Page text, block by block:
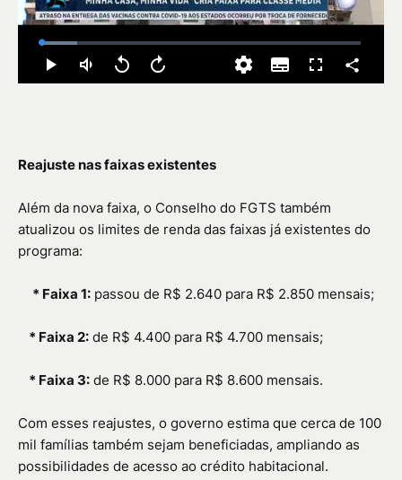
Reajuste nas faixas existentes
Além da nova faixa, o Conselho do FGTS também
atualizou os limites de renda das faixas já existentes do
programa:
* Faixa 1: passou de R$ 2.640 para R$ 2.850 mensais;
* Faixa 2: de R$ 4.400 para R$ 4.700 mensais;
* Faixa 3: de R$ 8.000 para R$ 8.600 mensais.
Com esses reajustes, o governo estima que cerca de 100
mil famílias também sejam beneficiadas, ampliando as
possibilidades de acesso ao crédito habitacional.